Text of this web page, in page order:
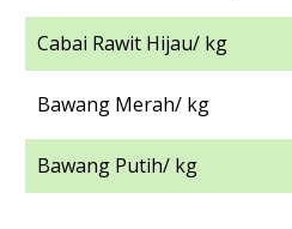
Cabai Rawit Hijau/ kg
Bawang Merah/ kg
Bawang Putih/ kg